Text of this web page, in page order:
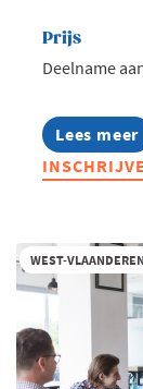
Prijs
Deelname
Lees meer
about
MBA
WEST-VLAANDEREN